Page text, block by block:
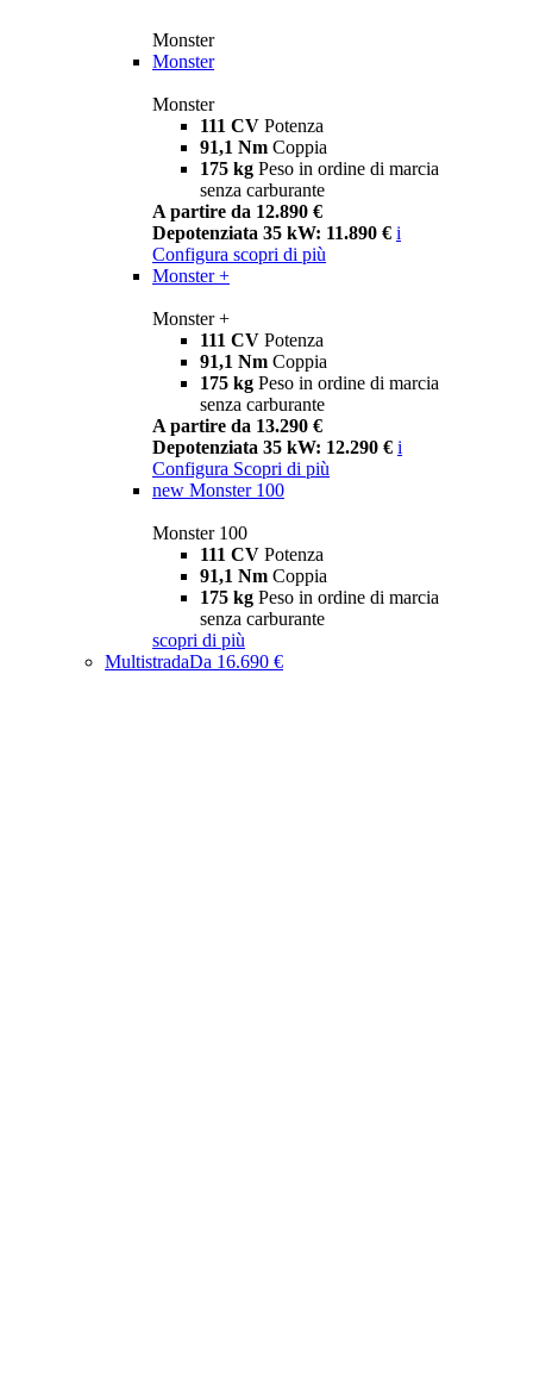
Monster
Monster
Monster
111 CV Potenza
91,1 Nm Coppia
175 kg Peso in ordine di marcia
senza carburante
A partire da 12.890 €
Depotenziata 35 kW: 11.890 € i
Configura scopri di più
Monster +
Monster +
111 CV Potenza
91,1 Nm Coppia
175 kg Peso in ordine di marcia
senza carburante
A partire da 13.290 €
Depotenziata 35 kW: 12.290 € i
Configura Scopri di più
new Monster 100
Monster 100
111 CV Potenza
91,1 Nm Coppia
175 kg Peso in ordine di marcia
senza carburante
scopri di più
MultistradaDa 16.690 €